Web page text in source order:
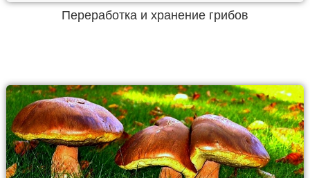
Переработка и хранение грибов